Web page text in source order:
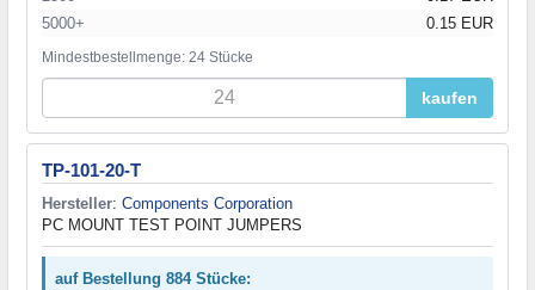
5000+
0.15 EUR
Mindestbestellmenge: 24 Stücke
kaufen
TP-101-20-T
Hersteller: Components Corporation
PC MOUNT TEST POINT JUMPERS
auf Bestellung 884 Stücke: